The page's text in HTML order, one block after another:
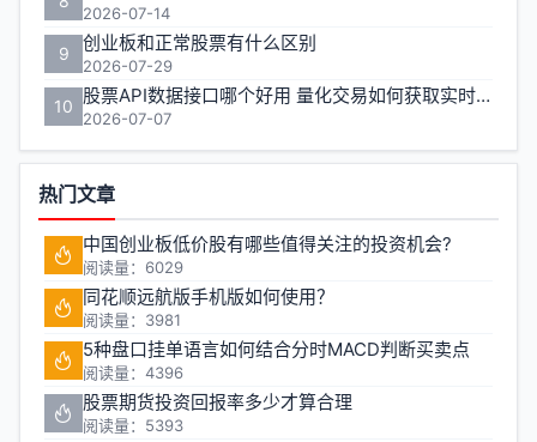
2026-07-14
9 创业板和正常股票有什么区别
2026-07-29
10 股票API数据接口哪个好用 量化交易如何获取实时行情
2026-07-07
热门文章
中国创业板低价股有哪些值得关注的投资机会?
阅读量：6029
同花顺远航版手机版如何使用？
阅读量：3981
5种盘口挂单语言如何结合分时MACD判断买卖点
阅读量：4396
股票期货投资回报率多少才算合理
阅读量：5393